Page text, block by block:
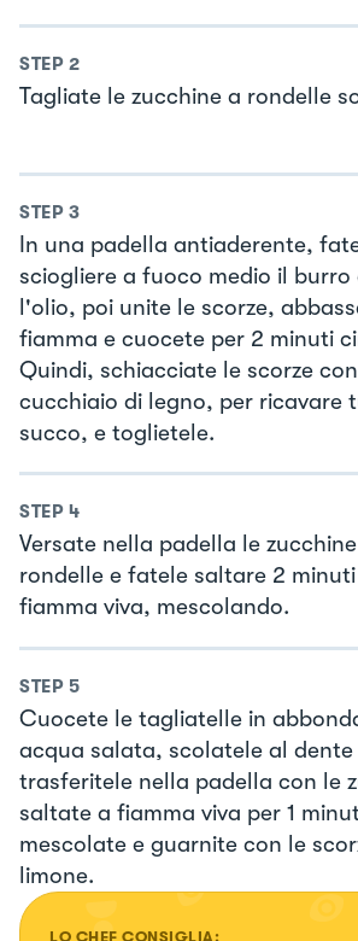
STEP 2
Tagliate le zucchine a rondelle
STEP 3
In una padella antiaderente,
sciogliere a fuoco medio il burro
l'olio, poi unite le scorze,
fiamma e cuocete per 2 minuti
Quindi, schiacciate le scorze
cucchiaio di legno, per ricavare
succo, e toglietele.
STEP 4
Versate nella padella le
rondelle e fatele saltare 2
fiamma viva, mescolando.
STEP 5
Cuocete le tagliatelle in
acqua salata, scolatele al dente
trasferitele nella padella con le
saltate a fiamma viva per 1
mescolate e guarnite con le
limone.
LO CHEF CONSIGLIA: